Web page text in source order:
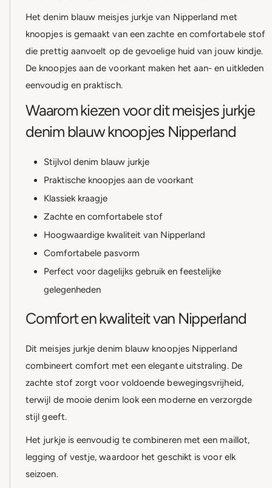
Het denim blauw meisjes jurkje van Nipperland met
knoopjes is gemaakt van een zachte en comfortabele stof
die prettig aanvoelt op de gevoelige huid van jouw kindje.
De knoopjes aan de voorkant maken het aan- en uitkleden
eenvoudig en praktisch.
Waarom kiezen voor dit meisjes jurkje
denim blauw knoopjes Nipperland
Stijlvol denim blauw jurkje
Praktische knoopjes aan de voorkant
Klassiek kraagje
Zachte en comfortabele stof
Hoogwaardige kwaliteit van Nipperland
Comfortabele pasvorm
Perfect voor dagelijks gebruik en feestelijke
gelegenheden
Comfort en kwaliteit van Nipperland
Dit meisjes jurkje denim blauw knoopjes Nipperland
combineert comfort met een elegante uitstraling. De
zachte stof zorgt voor voldoende bewegingsvrijheid,
terwijl de mooie denim look een moderne en verzorgde
stijl geeft.
Het jurkje is eenvoudig te combineren met een maillot,
legging of vestje, waardoor het geschikt is voor elk
seizoen.